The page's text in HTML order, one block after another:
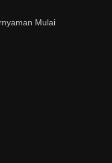
Mulai